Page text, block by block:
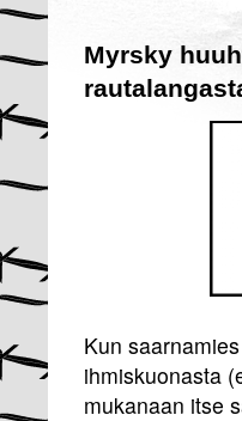
Myrsky
Kun
ihmiskuonasta
mukanaan itse